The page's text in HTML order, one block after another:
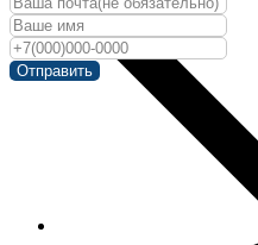
Отправить